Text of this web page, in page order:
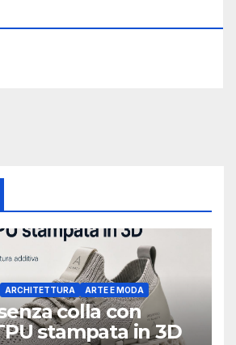
ARCHITETTURA ARTE E MODA
colla con
stampata in 3D